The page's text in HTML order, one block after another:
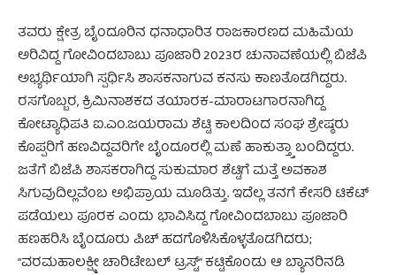
ತವರು ಕ್ಷೇತ್ರ ಬೈಂದೂರಿನ ಧನಾಧಾರಿತ ರಾಜಕಾರಣದ ಮಹಿಮೆಯ
ಅರಿವಿದ್ದ ಗೋವಿಂದಬಾಬು ಪೂಜಾರಿ 2023ರ ಚುನಾವಣೆಯಲ್ಲಿ ಬಿಜೆಪಿ
ಅಭ್ಯರ್ಥಿಯಾಗಿ ಸ್ಪರ್ಧಿಸಿ ಶಾಸಕನಾಗುವ ಕನಸು ಕಾಣತೊಡಗಿದ್ದರು.
ರಸಗೊಬ್ಬರ, ಕ್ರಿಮಿನಾಶಕದ ತಯಾರಕ-ಮಾರಾಟಗಾರನಾಗಿದ್ದ
ಕೋಟ್ಯಾಧಿಪತಿ ಐ.ಎಂ.ಜಯರಾಮ ಶೆಟ್ಟಿ ಕಾಲದಿಂದ ಸಂಘ ಶ್ರೇಷ್ಠರು
ಕೊಪ್ಪರಿಗೆ ಹಣವಿದ್ದವರಿಗೇ ಬೈಂದೂರಲ್ಲಿ ಮಣೆ ಹಾಕುತ್ತ್ತಾ ಬಂದಿದ್ದರು.
ಜತೆಗೆ ಬಿಜೆಪಿ ಶಾಸಕರಾಗಿದ್ದ ಸುಕುಮಾರ ಶೆಟ್ಟಿಗೆ ಮತ್ತೆ ಅವಕಾಶ
ಸಿಗುವುದಿಲ್ಲವೆಂಬ ಅಭಿಪ್ರಾಯ ಮೂಡಿತ್ತು. ಇದೆಲ್ಲ ತನಗೆ ಕೇಸರಿ ಟಿಕೆಟ್
ಪಡೆಯಲು ಪೂರಕ ಎಂದು ಭಾವಿಸಿದ್ದ ಗೋವಿಂದಬಾಬು ಪೂಜಾರಿ
ಹಣಹರಿಸಿ ಬೈಂದೂರು ಪಿಚ್ ಹದಗೊಳಿಸಿಕೊಳ್ಳತೊಡಗಿದರು;
“ವರಮಹಾಲಕ್ಷ್ಮೀ ಚಾರಿಟೇಬಲ್ ಟ್ರಸ್ಟ್” ಕಟ್ಟಿಕೊಂಡು ಆ ಬ್ಯಾನರಿನಡಿ